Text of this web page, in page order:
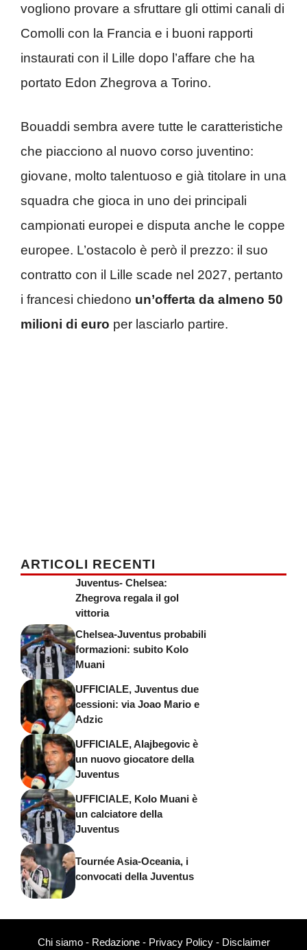
vogliono provare a sfruttare gli ottimi canali di
Comolli con la Francia e i buoni rapporti
instaurati con il Lille dopo l’affare che ha
portato Edon Zhegrova a Torino.
Bouaddi sembra avere tutte le caratteristiche
che piacciono al nuovo corso juventino:
giovane, molto talentuoso e già titolare in una
squadra che gioca in uno dei principali
campionati europei e disputa anche le coppe
europee. L’ostacolo è però il prezzo: il suo
contratto con il Lille scade nel 2027, pertanto
i francesi chiedono un’offerta da almeno 50
milioni di euro per lasciarlo partire.
ARTICOLI RECENTI
Juventus- Chelsea:
Zhegrova regala il gol
vittoria
Chelsea-Juventus probabili
formazioni: subito Kolo
Muani
UFFICIALE, Juventus due
cessioni: via Joao Mario e
Adzic
UFFICIALE, Alajbegovic è
un nuovo giocatore della
Juventus
UFFICIALE, Kolo Muani è
un calciatore della
Juventus
Tournée Asia-Oceania, i
convocati della Juventus
Chi siamo- Redazione- Privacy Policy- Disclaimer